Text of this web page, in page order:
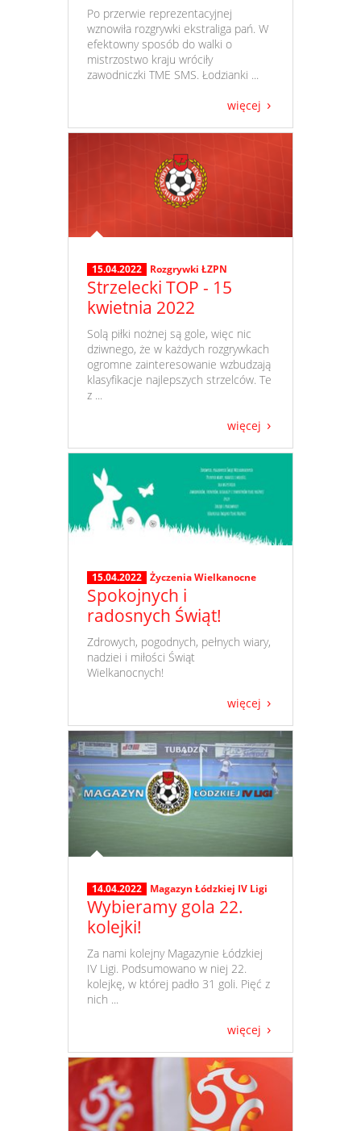
​ Po przerwie reprezentacyjnej
wznowiła rozgrywki ekstraliga pań. W
efektowny sposób do walki o
mistrzostwo kraju wróciły
zawodniczki TME SMS. Łodzianki ...
więcej
15.04.2022 Rozgrywki ŁZPN
Strzelecki TOP - 15
kwietnia 2022
​ Solą piłki nożnej są gole, więc nic
dziwnego, że w każdych rozgrywkach
ogromne zainteresowanie wzbudzają
klasyfikacje najlepszych strzelców. Te
z ...
więcej
15.04.2022 Życzenia Wielkanocne
Spokojnych i
radosnych Świąt!
​ Zdrowych, pogodnych, pełnych wiary,
nadziei i miłości Świąt
Wielkanocnych!
więcej
14.04.2022 Magazyn Łódzkiej IV Ligi
Wybieramy gola 22.
kolejki!
​ Za nami kolejny Magazynie Łódzkiej
IV Ligi. Podsumowano w niej 22.
kolejkę, w której padło 31 goli. Pięć z
nich ...
więcej